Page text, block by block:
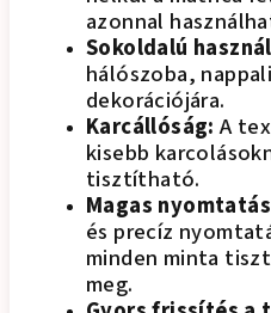
azonnal
Sokoldalú
hálószoba,
dekorációjára.
Karcállóság:A
kisebb
tisztítható.
Magas
és precíz
minden minta
meg.